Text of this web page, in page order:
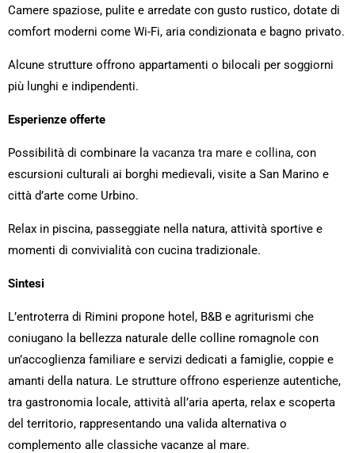
Camere spaziose, pulite e arredate con gusto rustico, dotate di
comfort moderni come Wi-Fi, aria condizionata e bagno privato.
Alcune strutture offrono appartamenti o bilocali per soggiorni
più lunghi e indipendenti.
Esperienze offerte
Possibilità di combinare la vacanza tra mare e collina, con
escursioni culturali ai borghi medievali, visite a San Marino e
città d’arte come Urbino.
Relax in piscina, passeggiate nella natura, attività sportive e
momenti di convivialità con cucina tradizionale.
Sintesi
L’entroterra di Rimini propone hotel, B&B e agriturismi che
coniugano la bellezza naturale delle colline romagnole con
un’accoglienza familiare e servizi dedicati a famiglie, coppie e
amanti della natura. Le strutture offrono esperienze autentiche,
tra gastronomia locale, attività all’aria aperta, relax e scoperta
del territorio, rappresentando una valida alternativa o
complemento alle classiche vacanze al mare.